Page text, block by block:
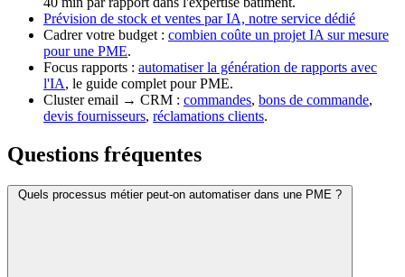
Prévision de stock et ventes par IA, notre service dédié
Cadrer votre budget : combien coûte un projet IA sur mesure
pour une PME.
Focus rapports : automatiser la génération de rapports avec
l'IA, le guide complet pour PME.
Cluster email → CRM : commandes, bons de commande,
devis fournisseurs, réclamations clients.
Questions fréquentes
Quels processus métier peut-on automatiser dans une PME ?